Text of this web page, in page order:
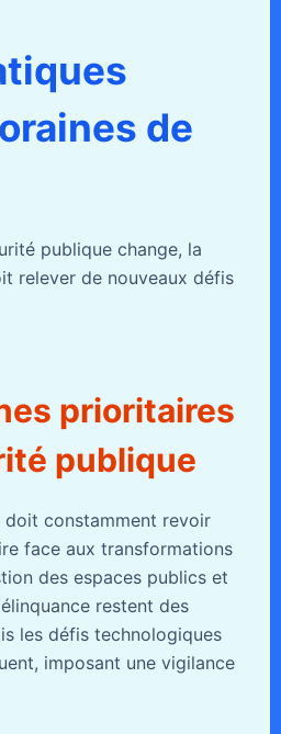
de
publique change, la
relever de nouveaux défis
prioritaires
publique
doit constamment revoir
face aux transformations
des espaces publics et
restent des
les défis technologiques
imposant une vigilance